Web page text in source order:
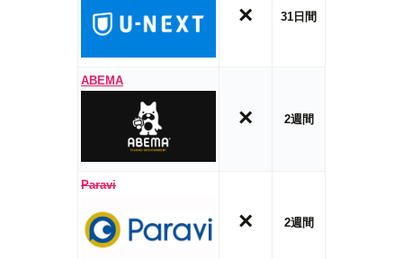
× 31日間
ABEMA
× 2週間
Paravi
× 2週間